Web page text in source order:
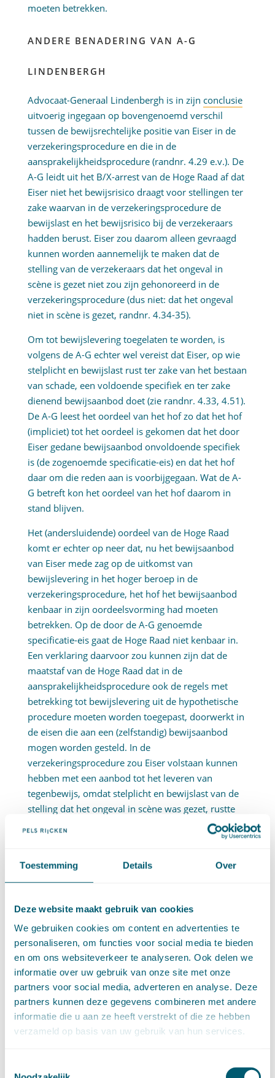
Toestemming Details Over
Deze website maakt gebruik van cookies
We gebruiken cookies om content en advertenties te
personaliseren, om functies voor social media te bieden
en om ons websiteverkeer te analyseren. Ook delen we
informatie over uw gebruik van onze site met onze
partners voor social media, adverteren en analyse. Deze
partners kunnen deze gegevens combineren met andere
informatie die u aan ze heeft verstrekt of die ze hebben
verzameld op basis van uw gebruik van hun services.
moeten betrekken.
ANDERE BENADERING VAN A-G
LINDENBERGH
Advocaat-Generaal Lindenbergh is in zijn conclusie
uitvoerig ingegaan op bovengenoemd verschil
tussen de bewijsrechtelijke positie van Eiser in de
verzekeringsprocedure en die in de
aansprakelijkheidsprocedure (randnr. 4.29 e.v.). De
A-G leidt uit het B/X-arrest van de Hoge Raad af dat
Eiser niet het bewijsrisico draagt voor stellingen ter
zake waarvan in de verzekeringsprocedure de
bewijslast en het bewijsrisico bij de verzekeraars
hadden berust. Eiser zou daarom alleen gevraagd
kunnen worden aannemelijk te maken dat de
stelling van de verzekeraars dat het ongeval in
scène is gezet niet zou zijn gehonoreerd in de
verzekeringsprocedure (dus niet: dat het ongeval
niet in scène is gezet, randnr. 4.34-35).
Om tot bewijslevering toegelaten te worden, is
volgens de A-G echter wel vereist dat Eiser, op wie
stelplicht en bewijslast rust ter zake van het bestaan
van schade, een voldoende specifiek en ter zake
dienend bewijsaanbod doet (zie randnr. 4.33, 4.51).
De A-G leest het oordeel van het hof zo dat het hof
(impliciet) tot het oordeel is gekomen dat het door
Eiser gedane bewijsaanbod onvoldoende specifiek
is (de zogenoemde specificatie-eis) en dat het hof
daar om die reden aan is voorbijgegaan. Wat de A-
G betreft kon het oordeel van het hof daarom in
stand blijven.
Het (andersluidende) oordeel van de Hoge Raad
komt er echter op neer dat, nu het bewijsaanbod
van Eiser mede zag op de uitkomst van
bewijslevering in het hoger beroep in de
verzekeringsprocedure, het hof het bewijsaanbod
kenbaar in zijn oordeelsvorming had moeten
betrekken. Op de door de A-G genoemde
specificatie-eis gaat de Hoge Raad niet kenbaar in.
Een verklaring daarvoor zou kunnen zijn dat de
maatstaf van de Hoge Raad dat in de
aansprakelijkheidsprocedure ook de regels met
betrekking tot bewijslevering uit de hypothetische
procedure moeten worden toegepast, doorwerkt in
de eisen die aan een (zelfstandig) bewijsaanbod
mogen worden gesteld. In de
verzekeringsprocedure zou Eiser volstaan kunnen
hebben met een aanbod tot het leveren van
tegenbewijs, omdat stelplicht en bewijslast van de
stelling dat het ongeval in scène was gezet, rustte
bij de verzekeraars. Voor een tegenbewijsaanbod
geldt niet, zoals bij een zelfstandig bewijsaanbod,
Raad de specificatie-eis daarom niet aan Eiser mag
worden tegengeworpen in het hoger beroep in de
AFDOENING
De uitspraak van het hof wordt zowel in het
principale als in het incidentele cassatieberoep
vernietigd. Dat is tegengesteld aan de conclusie van
A-G Lindenbergh in het principale cassatieberoep
van Eiser, en in lijn daarmee wat betreft het (in dit
blog onbesproken gebleven) incidentele